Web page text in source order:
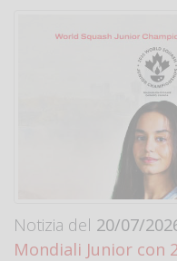
Notizia del 20/07/
Mondiali Junior con